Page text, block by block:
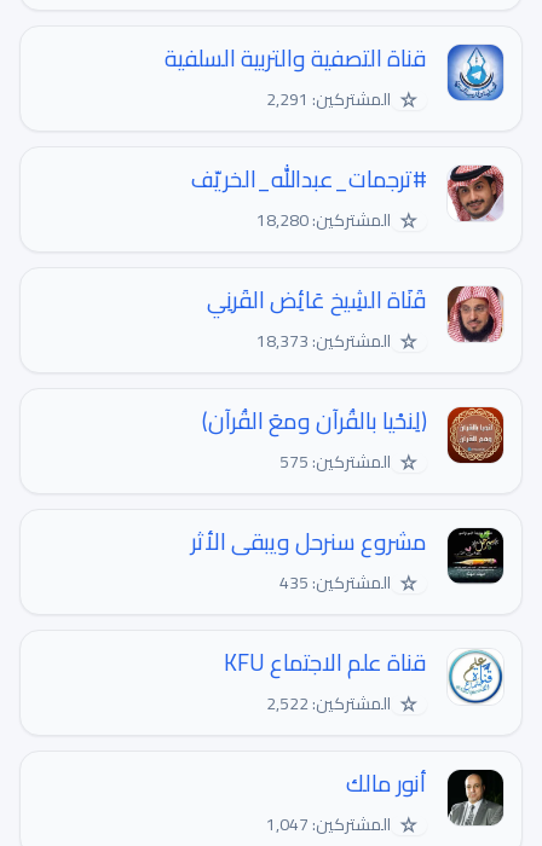
قناة التصفية والتربية السلفية
☆ المشتركين: 2,291
#ترجمات_عبدالله_الخريّف
☆ المشتركين: 18,280
قَنَاة الشِيخ عَائِض القَرنِي
☆ المشتركين: 18,373
﴿لِنحْيا بالقُرآن ومعَ القُرآن﴾
☆ المشتركين: 575
مشروع سنرحل ويبقى الأثر
☆ المشتركين: 435
قناة علم الاجتماع KFU
☆ المشتركين: 2,522
أنور مالك
☆ المشتركين: 1,047